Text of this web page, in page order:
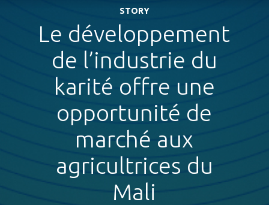
STORY
Le développement
de l’industrie du
karité offre une
opportunité de
marché aux
agricultrices du
Mali